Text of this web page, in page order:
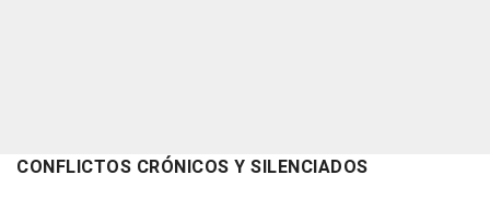
CONFLICTOS CRÓNICOS Y SILENCIADOS